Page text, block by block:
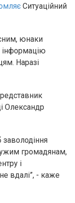
Ситуаційний
юнаки
Наразі
Олександр
громадянам,
і
не вдалі”, - каже